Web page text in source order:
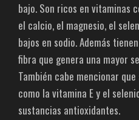
bajo. Son ricos en vitaminas
el calcio, el magnesio, el
bajos en sodio. Además
fibra que genera una mayor
También cabe mencionar
como la vitamina E y el
sustancias antioxidantes.